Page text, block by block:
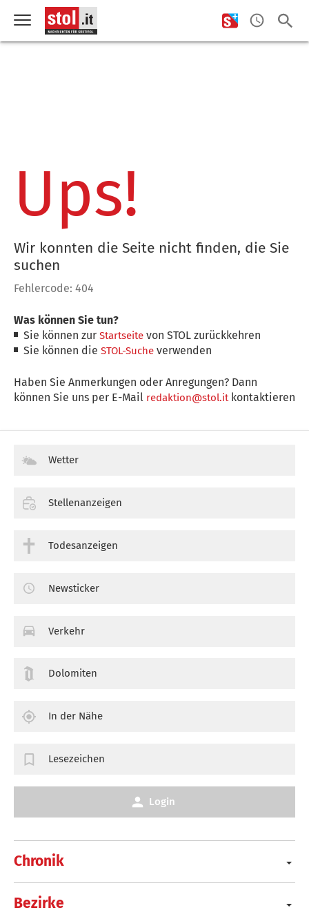
Ups!
Wir konnten die Seite nicht finden, die Sie
suchen
Fehlercode: 404
Was können Sie tun?
Sie können zurStartseite von STOL zurückkehren
Sie können dieSTOL-Suche verwenden
Haben Sie Anmerkungen oder Anregungen? Dann
können Sie uns per E-Mail redaktion@stol.itkontaktieren
Chronik
Bezirke
Wetter
Stellenanzeigen
Todesanzeigen
Newsticker
Verkehr
Dolomiten
In der Nähe
Lesezeichen
Login